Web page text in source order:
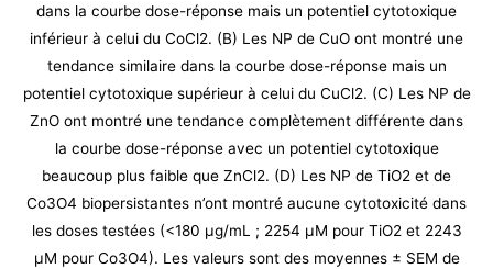
dans la courbe dose-réponse mais un potentiel cytotoxique
inférieur à celui du CoCl2. (B) Les NP de CuO ont montré une
tendance similaire dans la courbe dose-réponse mais un
potentiel cytotoxique supérieur à celui du CuCl2. (C) Les NP de
ZnO ont montré une tendance complètement différente dans
la courbe dose-réponse avec un potentiel cytotoxique
beaucoup plus faible que ZnCl2. (D) Les NP de TiO2 et de
Co3O4 biopersistantes n’ont montré aucune cytotoxicité dans
les doses testées (<180 μg/mL ; 2254 μM pour TiO2 et 2243
μM pour Co3O4). Les valeurs sont des moyennes ± SEM de